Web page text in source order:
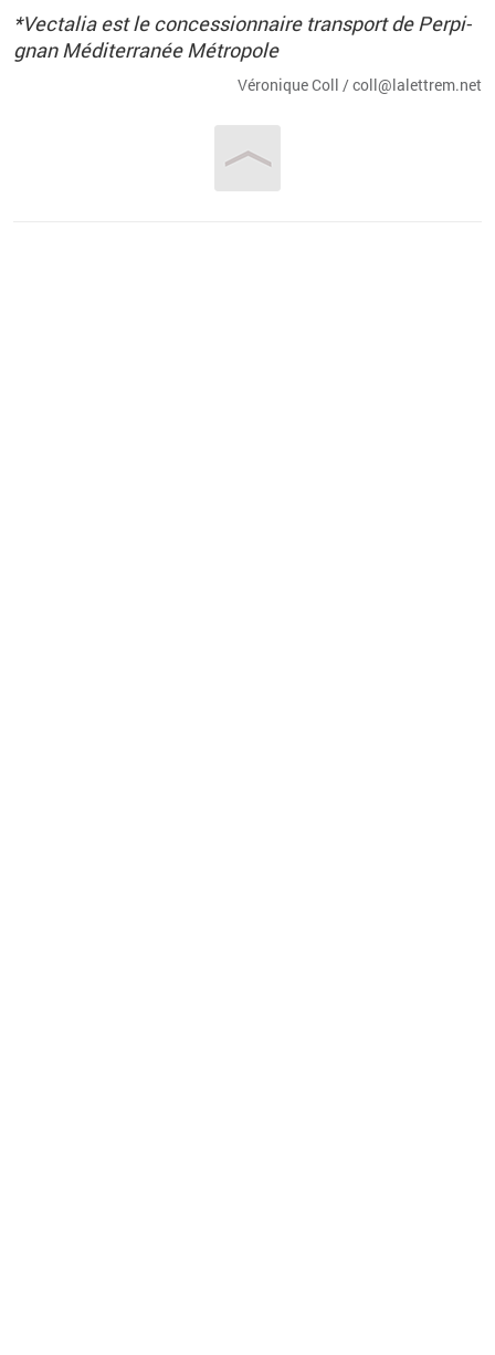
*Vec­ta­lia est le conces­sion­naire trans­port de Per­pi­
gnan Mé­di­ter­ra­née Mé­tro­pole
Vé­ro­nique Coll / coll@​la­let­trem.​net